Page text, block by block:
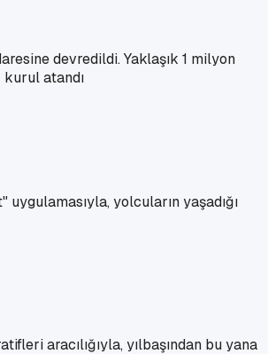
devredildi. Yaklaşık 1 milyon
atandı
yolcuların yaşadığı
aracılığıyla, yılbaşından bu yana